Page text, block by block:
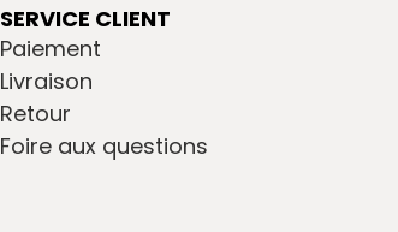
SERVICE CLIENT
Paiement
Livraison
Retour
Foire aux questions